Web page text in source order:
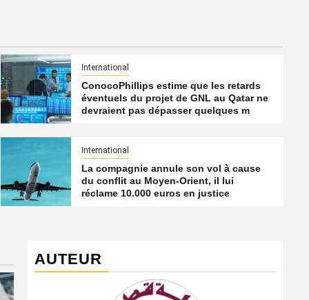
International
ConocoPhillips estime que les retards
éventuels du projet de GNL au Qatar ne
devraient pas dépasser quelques m
International
La compagnie annule son vol à cause
du conflit au Moyen-Orient, il lui
réclame 10.000 euros en justice
AUTEUR